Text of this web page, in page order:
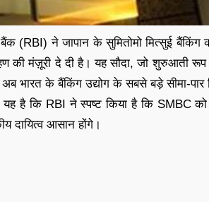
(RBI) ने जापान के सुमितोमो मित्सुई बैंकिंग
की मंज़ूरी दे दी है। यह सौदा, जो शुरुआती
भारत के बैंकिंग उद्योग के सबसे बड़े सीमा-पार
है कि RBI ने स्पष्ट किया है कि SMBC
दायित्व आसान होंगे।